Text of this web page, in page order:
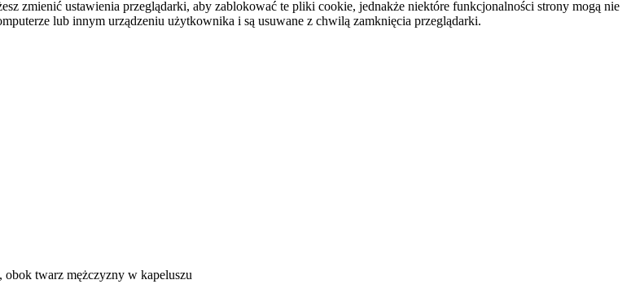
zmienić ustawienia przeglądarki, aby zablokować te pliki cookie, jednakże niektóre funkcjonalności strony mogą nie
lub innym urządzeniu użytkownika i są usuwane z chwilą zamknięcia przeglądarki.